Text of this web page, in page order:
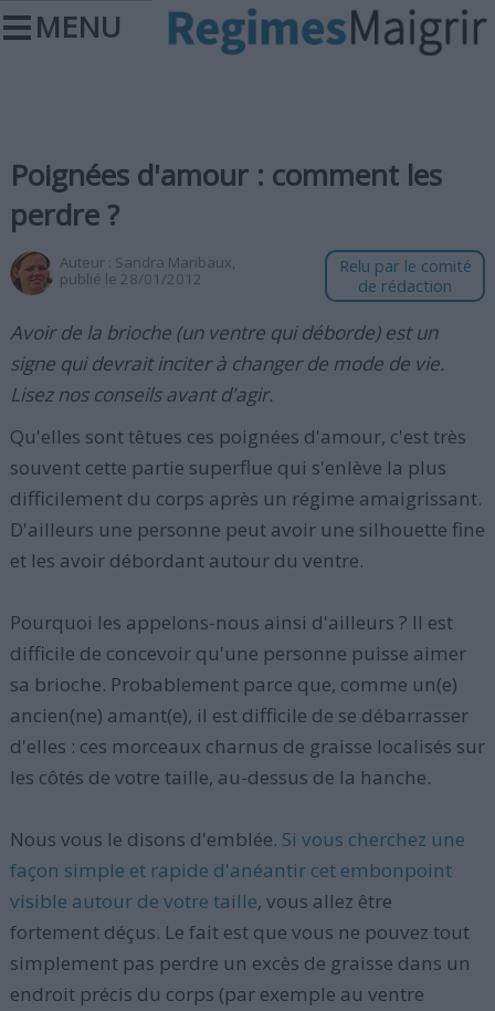
MENU
Poignées d'amour : comment les
perdre ?
Auteur : Sandra Maribaux,
publié le 28/01/2012
Relu par le comité
de rédaction
Avoir de la brioche (un ventre qui déborde) est un
signe qui devrait inciter à changer de mode de vie.
Lisez nos conseils avant d'agir.
Qu'elles sont têtues ces poignées d'amour, c'est très
souvent cette partie superflue qui s'enlève la plus
difficilement du corps après un régime amaigrissant.
D'ailleurs une personne peut avoir une silhouette fine
et les avoir débordant autour du ventre.
Pourquoi les appelons-nous ainsi d'ailleurs ? Il est
difficile de concevoir qu'une personne puisse aimer
sa brioche. Probablement parce que, comme un(e)
ancien(ne) amant(e), il est difficile de se débarrasser
d'elles : ces morceaux charnus de graisse localisés sur
les côtés de votre taille, au-dessus de la hanche.
Nous vous le disons d'emblée. Si vous cherchez une
façon simple et rapide d'anéantir cet embonpoint
visible autour de votre taille, vous allez être
fortement déçus. Le fait est que vous ne pouvez tout
simplement pas perdre un excès de graisse dans un
endroit précis du corps (par exemple au ventre